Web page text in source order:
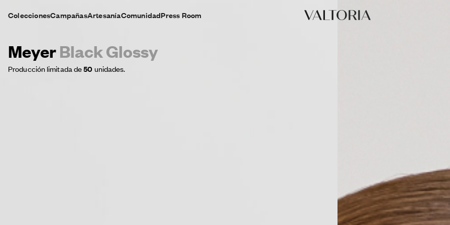
ColeccionesCampañasArtesaníaComunidadPress Room
MeyerBlack Glossy
Producción limitada de50 unidades.